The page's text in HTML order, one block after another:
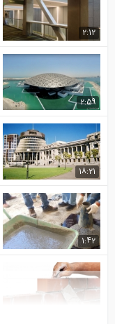
2:12
2:59
18:21
1:42